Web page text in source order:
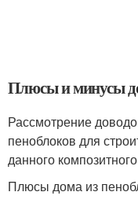
Плюсы и минусы
Рассмотрение
пеноблоков для
данного
Плюсы дома из